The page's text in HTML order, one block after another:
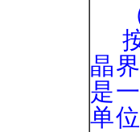
按
晶
是
单